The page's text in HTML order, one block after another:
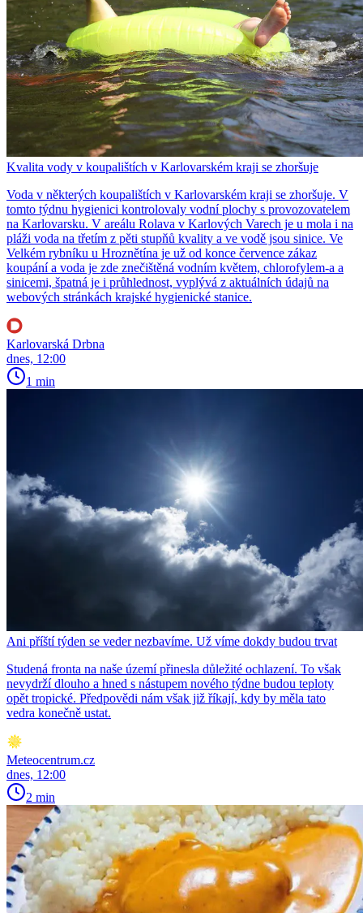
Kvalita vody v koupalištích v Karlovarském kraji se zhoršuje
Voda v některých koupalištích v Karlovarském kraji se zhoršuje. V
tomto týdnu hygienici kontrolovaly vodní plochy s provozovatelem
na Karlovarsku. V areálu Rolava v Karlových Varech je u mola i na
pláži voda na třetím z pěti stupňů kvality a ve vodě jsou sinice. Ve
Velkém rybníku u Hroznětína je už od konce července zákaz
koupání a voda je zde znečištěná vodním květem, chlorofylem-a a
sinicemi, špatná je i průhlednost, vyplývá z aktuálních údajů na
webových stránkách krajské hygienické stanice.
Karlovarská Drbna
dnes, 12:00
1 min
Ani příští týden se veder nezbavíme. Už víme dokdy budou trvat
Studená fronta na naše území přinesla důležité ochlazení. To však
nevydrží dlouho a hned s nástupem nového týdne budou teploty
opět tropické. Předpovědi nám však již říkají, kdy by měla tato
vedra konečně ustat.
Meteocentrum.cz
dnes, 12:00
2 min